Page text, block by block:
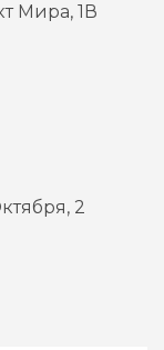
Мира, 1В
2